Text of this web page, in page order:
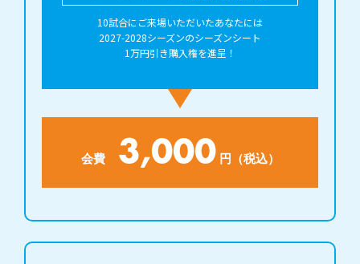
10試合にご来場いただいたあなたには
2027-2028シーズンのシーズンシート
1万円引き購入権を進呈！
会費 3,000 円（税込）